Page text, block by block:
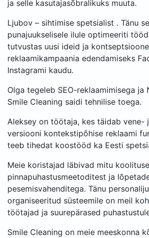
ja selle kasutajasõbralikuks muuta.
Ljubov – sihtimise spetsialist . Tänu
punajuukselisele ilule optimeeriti
tutvustas uusi ideid ja kontseptsioone
reklaamikampaania edendamiseks
Instagrami kaudu.
Olga tegeleb SEO-reklaamimisega ja
Smile Cleaning saidi tehnilise toega.
Aleksey on töötaja, kes täidab vene-
versiooni kontekstipõhise reklaami
teeb tihedat koostööd ka Eesti
Meie koristajad läbivad mitu
pinnapuhastusmeetoditest ja
pesemisvahenditega. Tänu
organiseeritud süsteemile on meil
töötajad ja suurepärased
Smile Cleaning on meie meeskonna